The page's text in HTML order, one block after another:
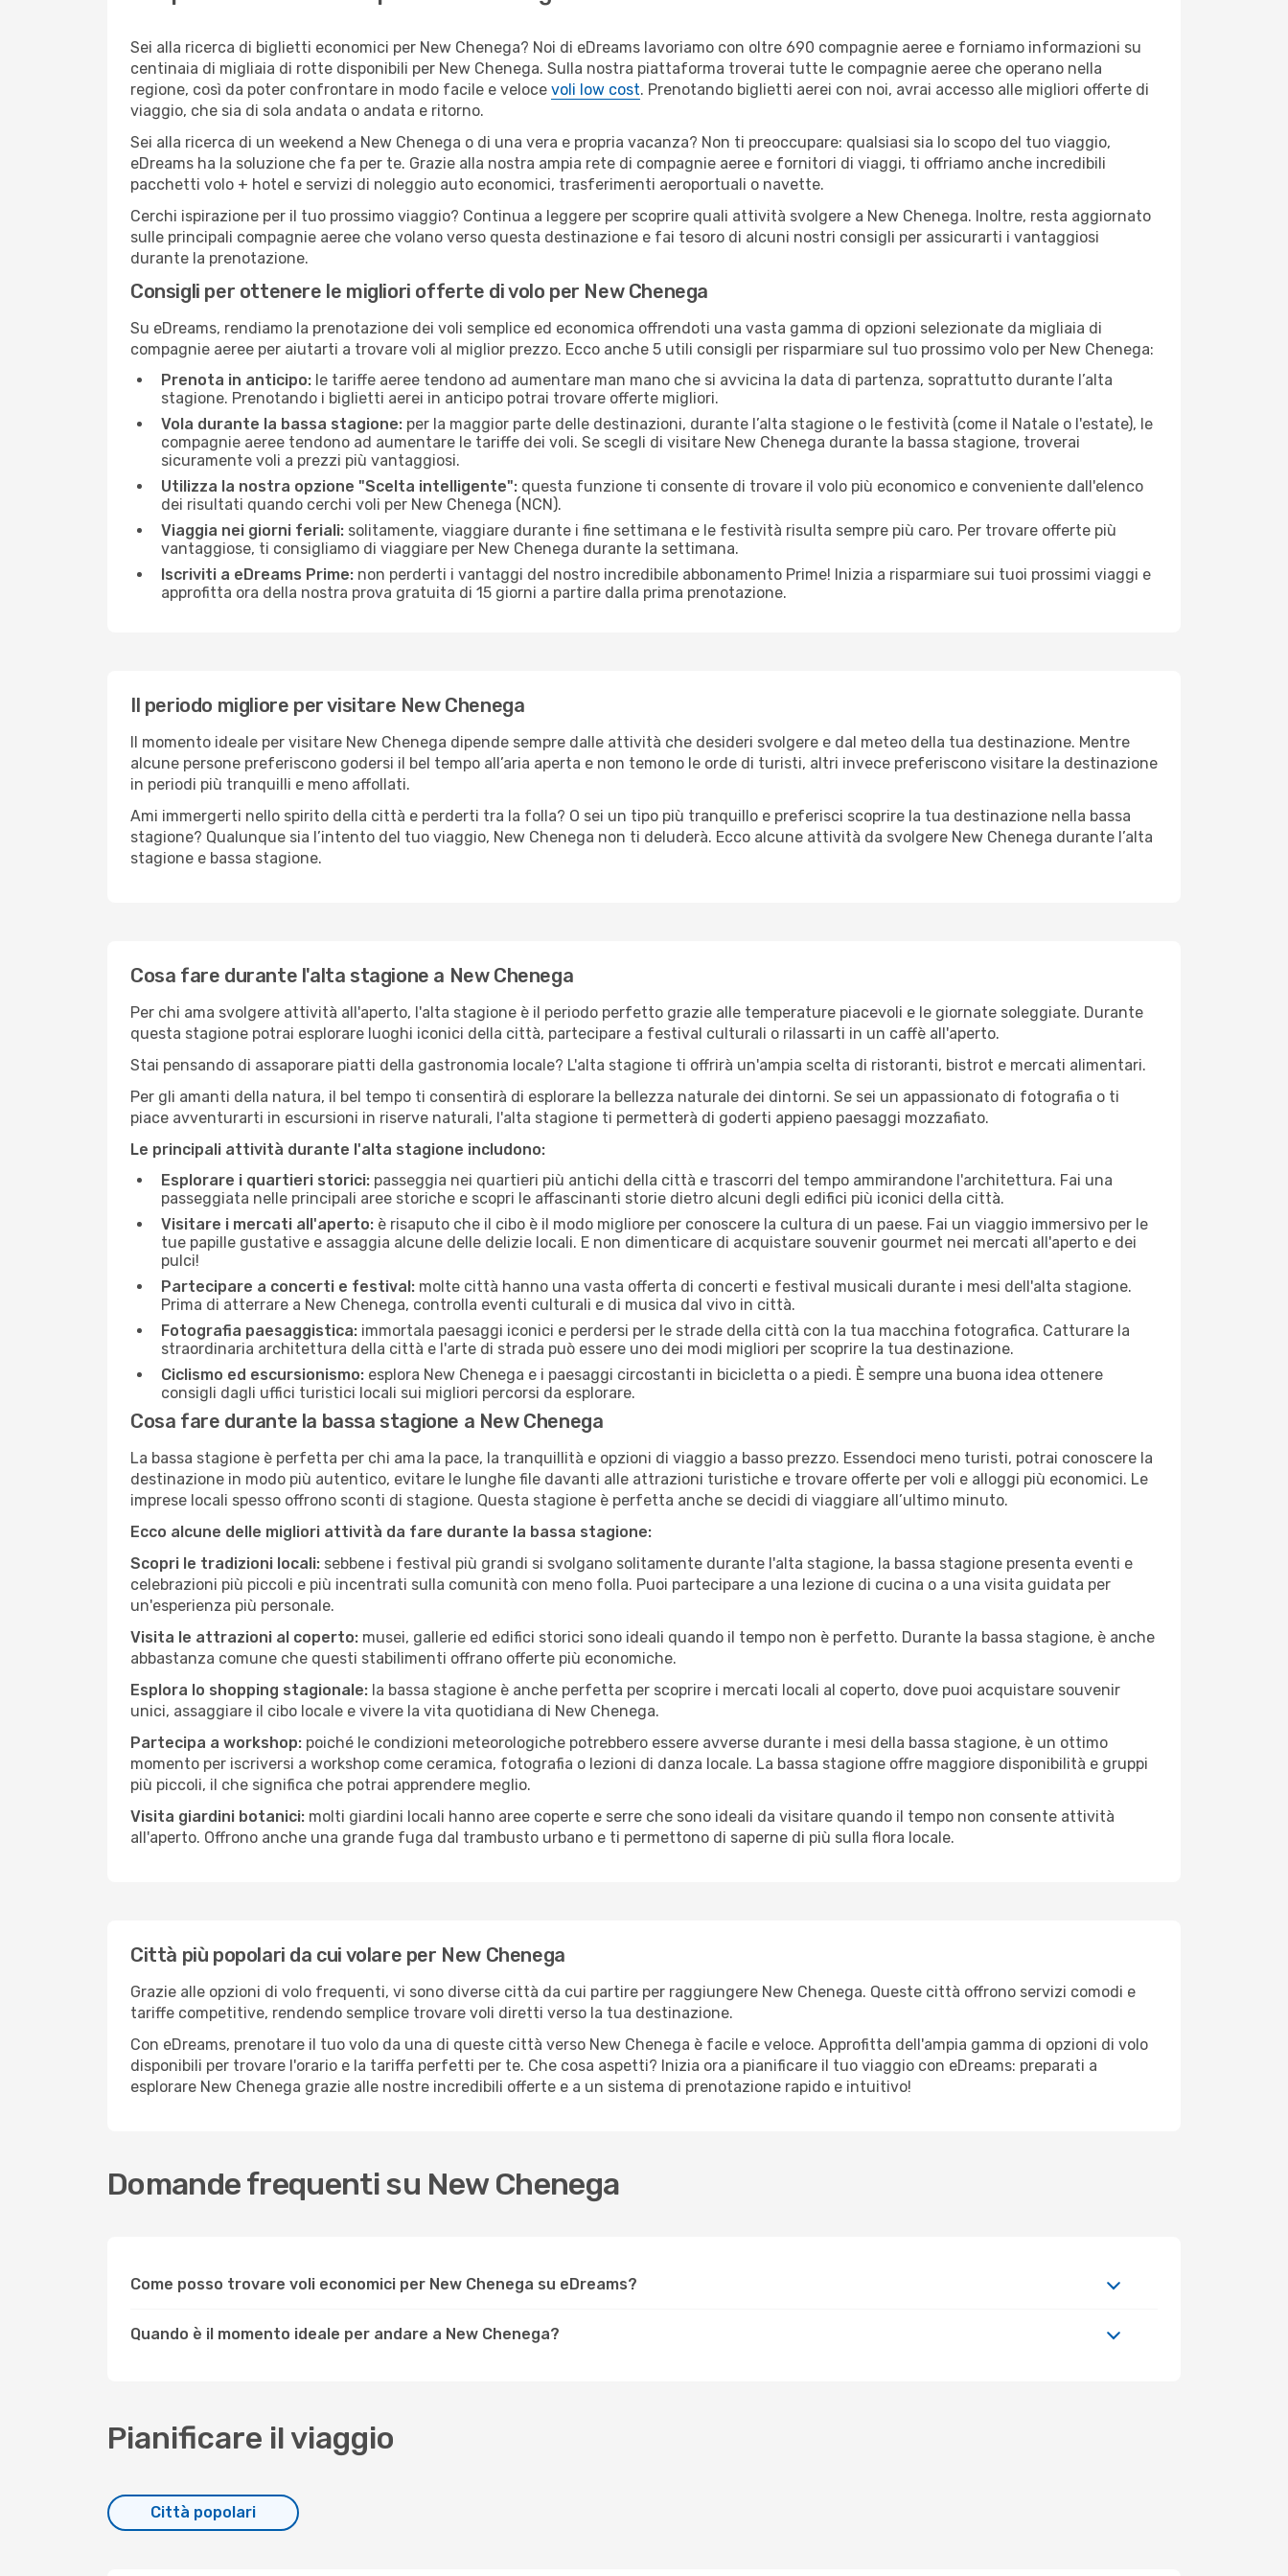
Sei alla ricerca di biglietti economici per New Chenega? Noi di eDreams lavoriamo con oltre 690 compagnie aeree e forniamo informazioni su
centinaia di migliaia di rotte disponibili per New Chenega. Sulla nostra piattaforma troverai tutte le compagnie aeree che operano nella
regione, così da poter confrontare in modo facile e veloce voli low cost. Prenotando biglietti aerei con noi, avrai accesso alle migliori offerte di
viaggio, che sia di sola andata o andata e ritorno.
Sei alla ricerca di un weekend a New Chenega o di una vera e propria vacanza? Non ti preoccupare: qualsiasi sia lo scopo del tuo viaggio,
eDreams ha la soluzione che fa per te. Grazie alla nostra ampia rete di compagnie aeree e fornitori di viaggi, ti offriamo anche incredibili
pacchetti volo + hotel e servizi di noleggio auto economici, trasferimenti aeroportuali o navette.
Cerchi ispirazione per il tuo prossimo viaggio? Continua a leggere per scoprire quali attività svolgere a New Chenega. Inoltre, resta aggiornato
sulle principali compagnie aeree che volano verso questa destinazione e fai tesoro di alcuni nostri consigli per assicurarti i vantaggiosi
durante la prenotazione.
Consigli per ottenere le migliori offerte di volo per New Chenega
Su eDreams, rendiamo la prenotazione dei voli semplice ed economica offrendoti una vasta gamma di opzioni selezionate da migliaia di
compagnie aeree per aiutarti a trovare voli al miglior prezzo. Ecco anche 5 utili consigli per risparmiare sul tuo prossimo volo per New Chenega:
Prenota in anticipo: le tariffe aeree tendono ad aumentare man mano che si avvicina la data di partenza, soprattutto durante l’alta
stagione. Prenotando i biglietti aerei in anticipo potrai trovare offerte migliori.
Vola durante la bassa stagione: per la maggior parte delle destinazioni, durante l’alta stagione o le festività (come il Natale o l'estate), le
compagnie aeree tendono ad aumentare le tariffe dei voli. Se scegli di visitare New Chenega durante la bassa stagione, troverai
sicuramente voli a prezzi più vantaggiosi.
Utilizza la nostra opzione "Scelta intelligente": questa funzione ti consente di trovare il volo più economico e conveniente dall'elenco
dei risultati quando cerchi voli per New Chenega (NCN).
Viaggia nei giorni feriali: solitamente, viaggiare durante i fine settimana e le festività risulta sempre più caro. Per trovare offerte più
vantaggiose, ti consigliamo di viaggiare per New Chenega durante la settimana.
Iscriviti a eDreams Prime: non perderti i vantaggi del nostro incredibile abbonamento Prime! Inizia a risparmiare sui tuoi prossimi viaggi e
approfitta ora della nostra prova gratuita di 15 giorni a partire dalla prima prenotazione.
Il periodo migliore per visitare New Chenega
Il momento ideale per visitare New Chenega dipende sempre dalle attività che desideri svolgere e dal meteo della tua destinazione. Mentre
alcune persone preferiscono godersi il bel tempo all’aria aperta e non temono le orde di turisti, altri invece preferiscono visitare la destinazione
in periodi più tranquilli e meno affollati.
Ami immergerti nello spirito della città e perderti tra la folla? O sei un tipo più tranquillo e preferisci scoprire la tua destinazione nella bassa
stagione? Qualunque sia l’intento del tuo viaggio, New Chenega non ti deluderà. Ecco alcune attività da svolgere New Chenega durante l’alta
stagione e bassa stagione.
Cosa fare durante l'alta stagione a New Chenega
Per chi ama svolgere attività all'aperto, l'alta stagione è il periodo perfetto grazie alle temperature piacevoli e le giornate soleggiate. Durante
questa stagione potrai esplorare luoghi iconici della città, partecipare a festival culturali o rilassarti in un caffè all'aperto.
Stai pensando di assaporare piatti della gastronomia locale? L'alta stagione ti offrirà un'ampia scelta di ristoranti, bistrot e mercati alimentari.
Per gli amanti della natura, il bel tempo ti consentirà di esplorare la bellezza naturale dei dintorni. Se sei un appassionato di fotografia o ti
piace avventurarti in escursioni in riserve naturali, l'alta stagione ti permetterà di goderti appieno paesaggi mozzafiato.
Le principali attività durante l'alta stagione includono:
Esplorare i quartieri storici: passeggia nei quartieri più antichi della città e trascorri del tempo ammirandone l'architettura. Fai una
passeggiata nelle principali aree storiche e scopri le affascinanti storie dietro alcuni degli edifici più iconici della città.
Visitare i mercati all'aperto: è risaputo che il cibo è il modo migliore per conoscere la cultura di un paese. Fai un viaggio immersivo per le
tue papille gustative e assaggia alcune delle delizie locali. E non dimenticare di acquistare souvenir gourmet nei mercati all'aperto e dei
pulci!
Partecipare a concerti e festival: molte città hanno una vasta offerta di concerti e festival musicali durante i mesi dell'alta stagione.
Prima di atterrare a New Chenega, controlla eventi culturali e di musica dal vivo in città.
Fotografia paesaggistica: immortala paesaggi iconici e perdersi per le strade della città con la tua macchina fotografica. Catturare la
straordinaria architettura della città e l'arte di strada può essere uno dei modi migliori per scoprire la tua destinazione.
Ciclismo ed escursionismo: esplora New Chenega e i paesaggi circostanti in bicicletta o a piedi. È sempre una buona idea ottenere
consigli dagli uffici turistici locali sui migliori percorsi da esplorare.
Cosa fare durante la bassa stagione a New Chenega
La bassa stagione è perfetta per chi ama la pace, la tranquillità e opzioni di viaggio a basso prezzo. Essendoci meno turisti, potrai conoscere la
destinazione in modo più autentico, evitare le lunghe file davanti alle attrazioni turistiche e trovare offerte per voli e alloggi più economici. Le
imprese locali spesso offrono sconti di stagione. Questa stagione è perfetta anche se decidi di viaggiare all’ultimo minuto.
Ecco alcune delle migliori attività da fare durante la bassa stagione:
Scopri le tradizioni locali: sebbene i festival più grandi si svolgano solitamente durante l'alta stagione, la bassa stagione presenta eventi e
celebrazioni più piccoli e più incentrati sulla comunità con meno folla. Puoi partecipare a una lezione di cucina o a una visita guidata per
un'esperienza più personale.
Visita le attrazioni al coperto: musei, gallerie ed edifici storici sono ideali quando il tempo non è perfetto. Durante la bassa stagione, è anche
abbastanza comune che questi stabilimenti offrano offerte più economiche.
Esplora lo shopping stagionale: la bassa stagione è anche perfetta per scoprire i mercati locali al coperto, dove puoi acquistare souvenir
unici, assaggiare il cibo locale e vivere la vita quotidiana di New Chenega.
Partecipa a workshop: poiché le condizioni meteorologiche potrebbero essere avverse durante i mesi della bassa stagione, è un ottimo
momento per iscriversi a workshop come ceramica, fotografia o lezioni di danza locale. La bassa stagione offre maggiore disponibilità e gruppi
più piccoli, il che significa che potrai apprendere meglio.
Visita giardini botanici: molti giardini locali hanno aree coperte e serre che sono ideali da visitare quando il tempo non consente attività
all'aperto. Offrono anche una grande fuga dal trambusto urbano e ti permettono di saperne di più sulla flora locale.
Città più popolari da cui volare per New Chenega
Grazie alle opzioni di volo frequenti, vi sono diverse città da cui partire per raggiungere New Chenega. Queste città offrono servizi comodi e
tariffe competitive, rendendo semplice trovare voli diretti verso la tua destinazione.
Con eDreams, prenotare il tuo volo da una di queste città verso New Chenega è facile e veloce. Approfitta dell'ampia gamma di opzioni di volo
disponibili per trovare l'orario e la tariffa perfetti per te. Che cosa aspetti? Inizia ora a pianificare il tuo viaggio con eDreams: preparati a
esplorare New Chenega grazie alle nostre incredibili offerte e a un sistema di prenotazione rapido e intuitivo!
Domande frequenti su New Chenega
Come posso trovare voli economici per New Chenega su eDreams?
Quando è il momento ideale per andare a New Chenega?
Pianificare il viaggio
Città popolari